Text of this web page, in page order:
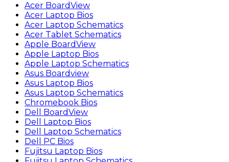
Acer BoardView
Acer Laptop Bios
Acer Laptop Schematics
Acer Tablet Schematics
Apple BoardView
Apple Laptop Bios
Apple Laptop Schematics
Asus Boardview
Asus Laptop Bios
Asus Laptop Schematics
Chromebook Bios
Dell BoardView
Dell Laptop Bios
Dell Laptop Schematics
Dell PC Bios
Fujitsu Laptop Bios